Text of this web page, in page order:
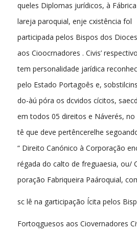
queles Diplomas jurídicos, à
lareja paroquial, enje cxistência fol
participada pelos Bispos dos
aos Cioocrnadores . Civis’
tem personalidade jarídica
pelo Estado Portagoês e, sobstilcins
do-àú póra os dcvidos cícitos,
em todos 05 direitos e Náverés, no
tê que deve pertêncerelhe
“ Direito Canónico à Corporação
régada do calto de freguaesia, ou/
poração Fabriqueira Paároquial,
sc lê na garticipação Ícita pelos
Fortoqguesos aos Ciovernadores